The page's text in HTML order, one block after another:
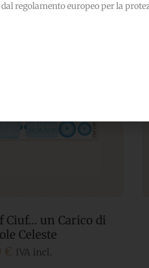
Baby Azzurro
€ IVA incl.
regolamento europeo per la